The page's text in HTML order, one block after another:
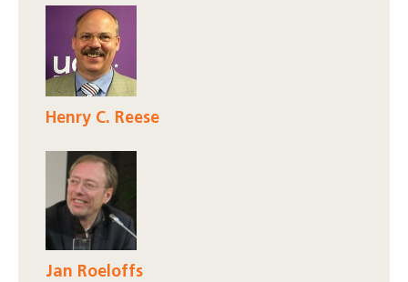
Henry C. Reese
Jan Roeloffs